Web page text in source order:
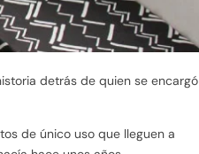
detrás de quien se encargó
de único uso que lleguen a